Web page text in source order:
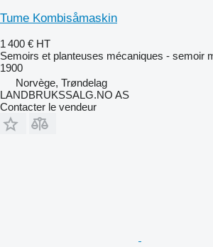
Tume Kombisåmaskin
1 400 € HT
Semoirs et planteuses mécaniques - semoir
1900
Norvège, Trøndelag
LANDBRUKSSALG.NO AS
Contacter le vendeur